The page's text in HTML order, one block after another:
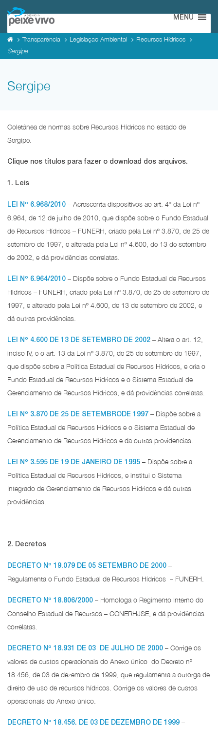
MENU
Transparência Legislaçao Ambiental
Recursos Hídricos
Sergipe
Sergipe
Coletânea de normas sobre Recursos Hídricos no estado de
Sergipe.
Clique nos títulos para fazer o download dos arquivos.
1. Leis
LEI Nº 6.968/2010 – Acrescenta dispositivos ao art. 4º da Lei nº
6.964, de 12 de julho de 2010, que dispõe sobre o Fundo Estadual
de Recursos Hídricos – FUNERH, criado pela Lei nº 3.870, de 25 de
setembro de 1997, e alterada pela Lei nº 4.600, de 13 de setembro
de 2002, e dá providências correlatas.
LEI Nº 6.964/2010 – Dispõe sobre o Fundo Estadual de Recursos
Hídricos – FUNERH, criado pela Lei nº 3.870, de 25 de setembro de
1997, e alterado pela Lei nº 4.600, de 13 de setembro de 2002, e
dá outras providências.
LEI Nº 4.600 DE 13 DE SETEMBRO DE 2002 – Altera o art. 12,
inciso IV, e o art. 13 da Lei nº 3.870, de 25 de setembro de 1997,
que dispõe sobre a Política Estadual de Recursos Hídricos, e cria o
Fundo Estadual de Recursos Hídricos e o Sistema Estadual de
Gerenciamento de Recursos Hídricos, e dá providências correlatas.
LEI Nº 3.870 DE 25 DE SETEMBRODE 1997 – Dispõe sobre a
Política Estadual de Recursos Hídricos e o Sistema Estadual de
Gerenciamento de Recursos Hídricos e da outras providencias.
LEI Nº 3.595 DE 19 DE JANEIRO DE 1995 – Dispõe sobre a
Política Estadual de Recursos Hídricos, e institui o Sistema
Integrado de Gerenciamento de Recursos Hídricos e dá outras
providências.
2. Decretos
DECRETO Nº 19.079 DE 05 SETEMBRO DE 2000 –
Regulamenta o Fundo Estadual de Recursos Hídricos – FUNERH.
DECRETO Nº 18.806/2000 – Homologa o Regimento Interno do
Conselho Estadual de Recursos – CONERHJSE, e dá providências
correlatas.
DECRETO Nº 18.931 DE 03 DE JULHO DE 2000 – Corrige os
valores de custos operacionais do Anexo único do Decreto nº
18.456, de 03 de dezembro de 1999, que regulamenta a outorga de
direito de uso de recursos hídricos. Corrige os valores de custos
operacionais do Anexo único.
DECRETO Nº 18.456. DE 03 DE DEZEMBRO DE 1999 –